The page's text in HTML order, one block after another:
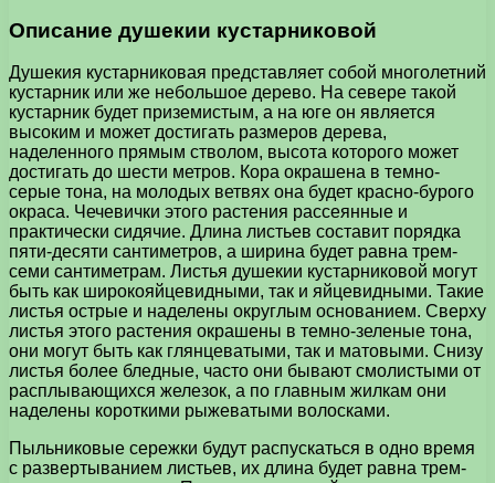
Описание душекии кустарниковой
Душекия кустарниковая представляет собой многолетний
кустарник или же небольшое дерево. На севере такой
кустарник будет приземистым, а на юге он является
высоким и может достигать размеров дерева,
наделенного прямым стволом, высота которого может
достигать до шести метров. Кора окрашена в темно-
серые тона, на молодых ветвях она будет красно-бурого
окраса. Чечевички этого растения рассеянные и
практически сидячие. Длина листьев составит порядка
пяти-десяти сантиметров, а ширина будет равна трем-
семи сантиметрам. Листья душекии кустарниковой могут
быть как широкояйцевидными, так и яйцевидными. Такие
листья острые и наделены округлым основанием. Сверху
листья этого растения окрашены в темно-зеленые тона,
они могут быть как глянцеватыми, так и матовыми. Снизу
листья более бледные, часто они бывают смолистыми от
расплывающихся железок, а по главным жилкам они
наделены короткими рыжеватыми волосками.
Пыльниковые сережки будут распускаться в одно время
с развертыванием листьев, их длина будет равна трем-